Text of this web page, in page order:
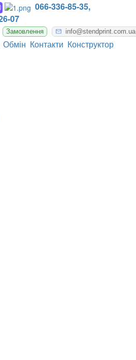
066-336-85-35,
07
Замовлення info@stendprint.com.ua
Обмін Контакти Конструктор